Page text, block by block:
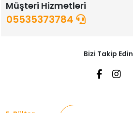
Müşteri Hizmetleri
05535373784
Bizi Takip Edin